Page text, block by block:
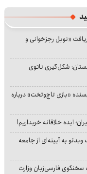
«نوبل رجزخوانی و
شکل‌گیری ناتوی
«بازی تاج‌وتخت» درباره
ایده خلاقانه خریداریم!
به آیینه‌ای از جامعه
سخنگوی فارسی‌زبان وزارت